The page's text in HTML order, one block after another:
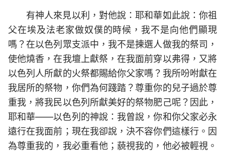
有神人來見以利，對他說：耶和華如此說：你祖
父在埃及法老家做奴僕的時候，我不是向他們顯現
嗎？在以色列眾支派中，我不是揀選人做我的祭司，
使他燒香，在我壇上獻祭，在我面前穿以弗得，又將
以色列人所獻的火祭都賜給你父家嗎？我所吩咐獻在
我居所的祭物，你們為何踐踏？尊重你的兒子過於尊
重我，將我民以色列所獻美好的祭物肥己呢？因此，
耶和華——以色列的神說：我曾說，你和你父家必永
遠行在我面前；現在我卻說，決不容你們這樣行。因
為尊重我的，我必重看他；藐視我的，他必被輕視。